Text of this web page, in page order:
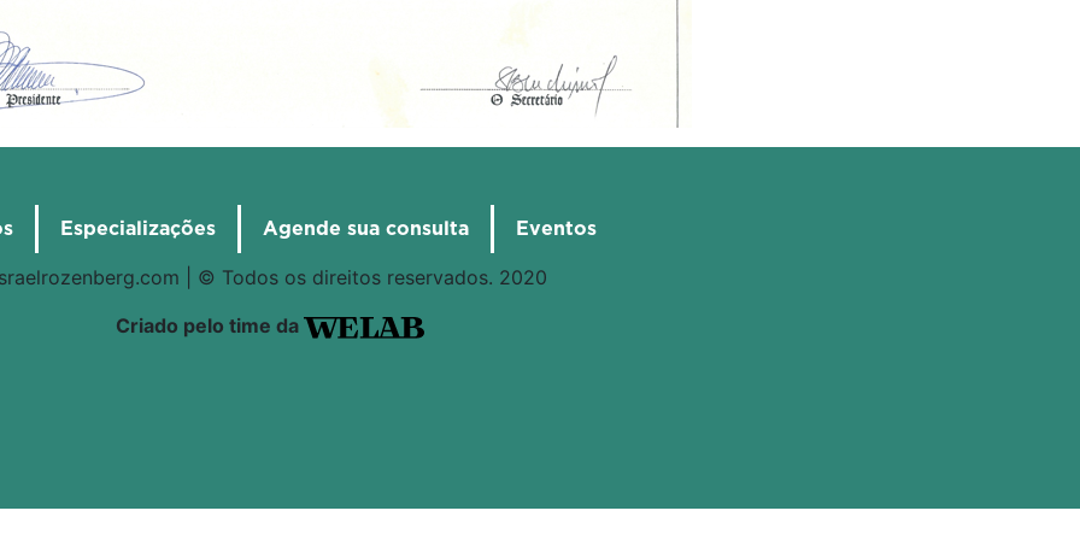
Especializações Agende sua consulta Eventos
| © Todos os direitos reservados. 2020
Criado pelo time da